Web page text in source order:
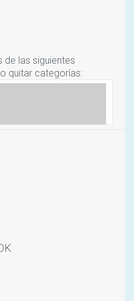
las siguientes
quitar categorías: